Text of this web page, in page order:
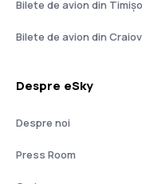
Bilete de avion din
Bilete de avion din
Despre eSky
Despre noi
Press Room